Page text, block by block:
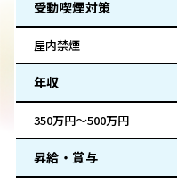
受動喫煙対策
屋内禁煙
年収
350万円～500万円
昇給・賞与